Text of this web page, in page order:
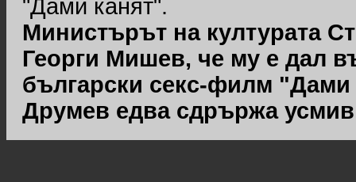
"Дами канят".
Министърът на културата
Георги Мишев, че му е дал
български секс-филм
Друмев едва сдрържа